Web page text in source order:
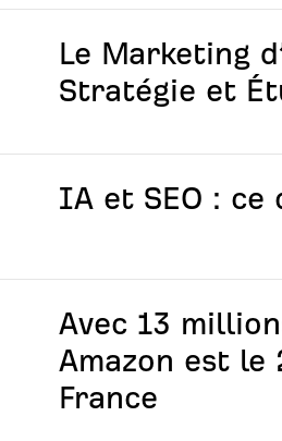
Le Marketing
Stratégie et
IA et SEO : ce
Avec 13
Amazon est le
France